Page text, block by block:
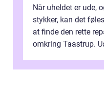
Når uheldet er ude,
stykker, kan det
at finde den rette
omkring Taastrup.